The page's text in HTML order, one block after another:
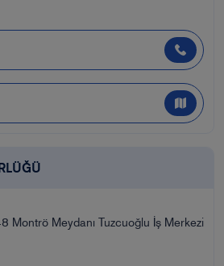
Montrö Meydanı Tuzcuoğlu İş Merkezi